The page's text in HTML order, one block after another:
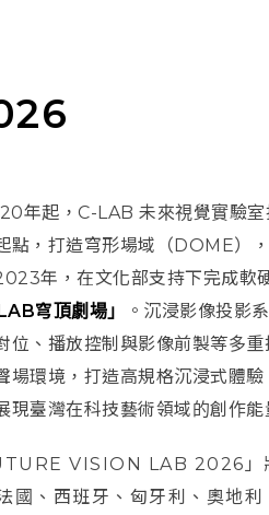
年起，C-LAB 未來視覺實驗
點，打造穹形場域（DOME）
年，在文化部支持下完成軟
穹頂劇場」
。沉浸影像投影
位、播放控制與影像前製等多
場環境，打造高規格沉浸式體
現臺灣在科技藝術領域的創作能
VISION LAB 2026」
國、西班牙、匈牙利、奧地